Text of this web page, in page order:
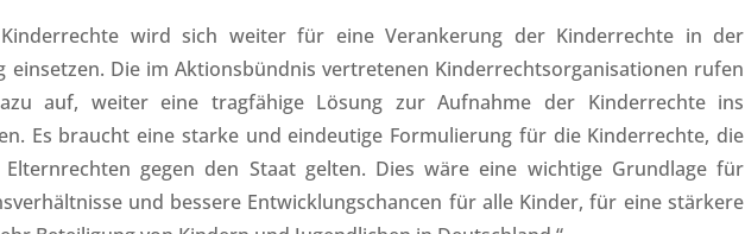
wird sich weiter für eine Verankerung der Kinderrechte in der
einsetzen. Die im Aktionsbündnis vertretenen Kinderrechtsorganisationen rufen
auf, weiter eine tragfähige Lösung zur Aufnahme der Kinderrechte ins
Es braucht eine starke und eindeutige Formulierung für die Kinderrechte, die
gegen den Staat gelten. Dies wäre eine wichtige Grundlage für
und bessere Entwicklungschancen für alle Kinder, für eine stärkere